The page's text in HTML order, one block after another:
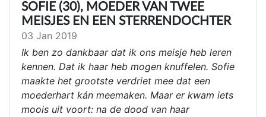
SOFIE (30), MOEDER VAN TWEE
MEISJES EN EEN STERRENDOCHTER
03 Jan 2019
Ik ben zo dankbaar dat ik ons meisje heb leren
kennen. Dat ik haar heb mogen knuffelen. Sofie
maakte het grootste verdriet mee dat een
moederhart kán meemaken. Maar er kwam iets
moois uit voort: na de dood van haar